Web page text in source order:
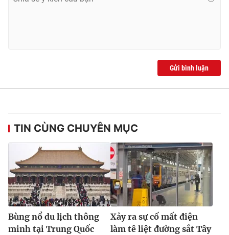
® Cấm sao chép dưới mọi hình thức nếu không có sự chấp
thuận bằng văn bản. Ghi rõ nguồn VTV.vn khi phát hành lại
thông tin từ website này.
Gửi bình luận
TIN CÙNG CHUYÊN MỤC
Bùng nổ du lịch thông
minh tại Trung Quốc
Xảy ra sự cố mất điện
làm tê liệt đường sắt Tây